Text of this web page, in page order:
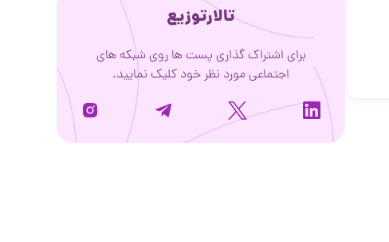
تالارتوزیع
برای اشتراک گذاری پست ها روی شبکه های
اجتماعی مورد نظر خود کلیک نمایید.